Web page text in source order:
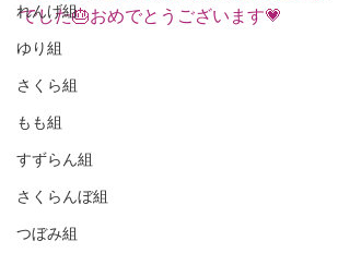
れんげ組
ゆり組
さくら組
もも組
すずらん組
さくらんぼ組
つぼみ組
でした🎂おめでとうございます💗